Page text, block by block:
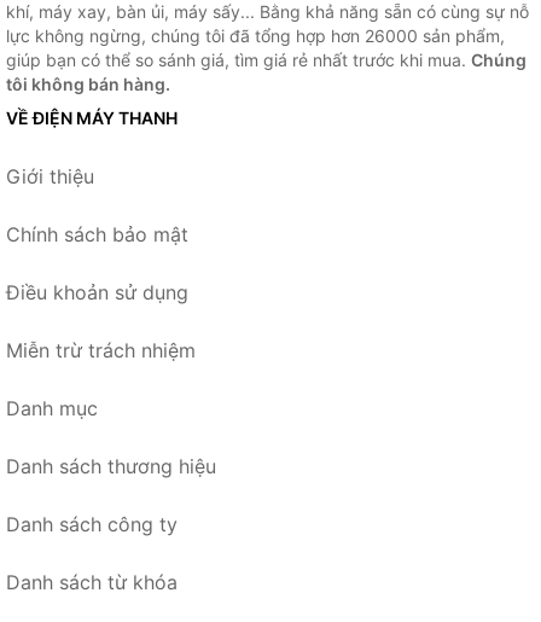
khí, máy xay, bàn ủi, máy sấy... Bằng khả năng sẵn có cùng sự nỗ
lực không ngừng, chúng tôi đã tổng hợp hơn 26000 sản phẩm,
giúp bạn có thể so sánh giá, tìm giá rẻ nhất trước khi mua. Chúng
tôi không bán hàng.
VỀ ĐIỆN MÁY THANH
Giới thiệu
Chính sách bảo mật
Điều khoản sử dụng
Miễn trừ trách nhiệm
Danh mục
Danh sách thương hiệu
Danh sách công ty
Danh sách từ khóa